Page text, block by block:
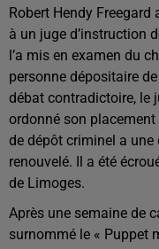
Robert Hendy
à un juge d’instruction
l’a mis en examen du
personne dépositaire de
débat contradictoire, le
ordonné son
de dépôt criminel a une
renouvelé. Il a été
de Limoges.
Après une semaine de
surnommé le « Puppet